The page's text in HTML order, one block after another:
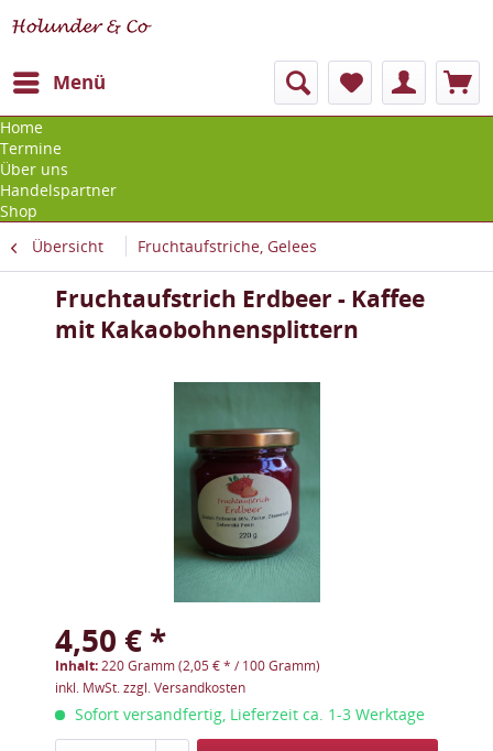
Menü
Home
Termine
Über uns
Handelspartner
Shop
Übersicht
Fruchtaufstriche, Gelees
Fruchtaufstrich Erdbeer - Kaffee
mit Kakaobohnensplittern
4,50 € *
Inhalt:220 Gramm (2,05 € * / 100 Gramm)
inkl. MwSt.zzgl. Versandkosten
Sofort versandfertig, Lieferzeit ca. 1-3 Werktage